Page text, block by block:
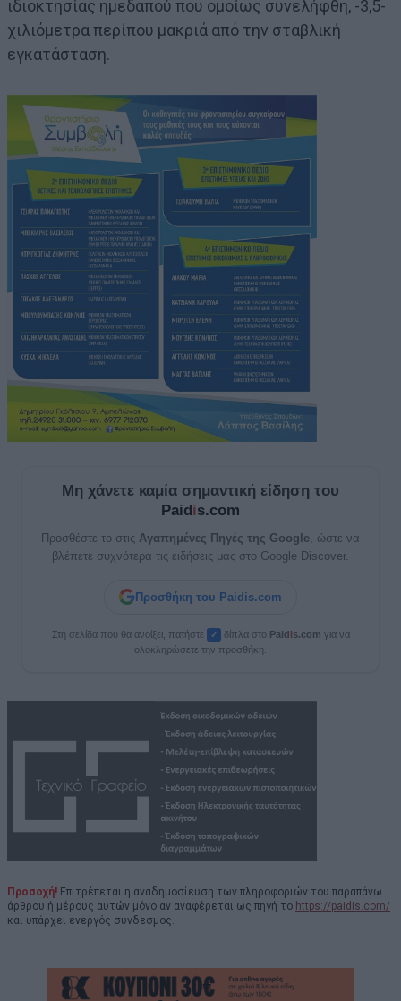
ιδιοκτησίας ημεδαπού που ομοίως συνελήφθη, -3,5-
χιλιόμετρα περίπου μακριά από την σταβλική
εγκατάσταση.
Μη χάνετε καμία σημαντική είδηση του
Paidis.com
Προσθέστε το στις Αγαπημένες Πηγές της Google , ώστε να
βλέπετε συχνότερα τις ειδήσεις μας στο Google Discover.
Προσθήκη του Paidis.com
Στη σελίδα που θα ανοίξει, πατήστε ✓ δίπλα στο Paidis.com για να
ολοκληρώσετε την προσθήκη.
Προσοχή! Επιτρέπεται η αναδημοσίευση των πληροφοριών του παραπάνω
άρθρου ή μέρους αυτών μόνο αν αναφέρεται ως πηγή το https://paidis.com/
και υπάρχει ενεργός σύνδεσμος.